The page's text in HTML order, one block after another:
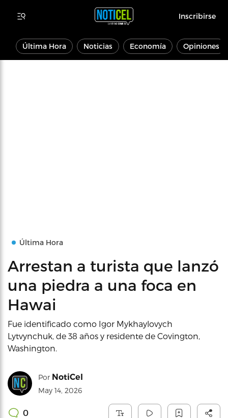
Inscribirse
Última Hora Noticias Economía Opiniones
Última Hora
Arrestan a turista que lanzó
una piedra a una foca en
Hawai
Fue identificado como Igor Mykhaylovych
Lytvynchuk, de 38 años y residente de Covington,
Washington.
Por NotiCel
May 14, 2026
0